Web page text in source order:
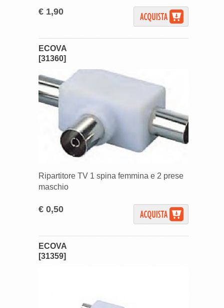
€ 1,90
ECOVA
[31360]
Ripartitore TV 1 spina femmina e 2 prese
maschio
€ 0,50
ECOVA
[31359]